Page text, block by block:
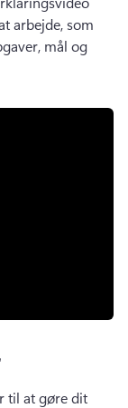
arbejde, som
mål og
til at gøre dit